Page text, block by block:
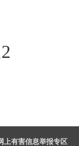
上有害信息举报专区